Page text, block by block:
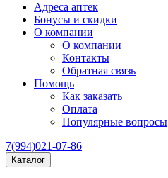
Адреса аптек
Бонусы и скидки
О компании
О компании
Контакты
Обратная связь
Помощь
Как заказать
Оплата
Популярные вопросы
7(994)021-07-86
Каталог